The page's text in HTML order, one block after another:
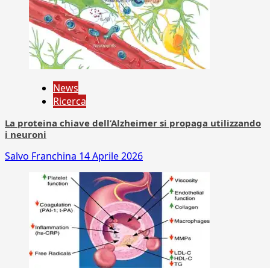
News
Ricerca
La proteina chiave dell’Alzheimer si propaga utilizzando
i neuroni
Salvo Franchina 14 Aprile 2026